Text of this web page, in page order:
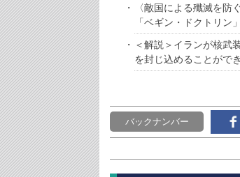
〈敵国による殲滅を
「ベギン・ドクトリン
＜解説＞イランが核武
を封じ込めることがで
バックナンバー